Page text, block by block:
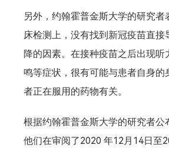
另外，约翰霍普金斯大学的研究者
床检测上，没有找到新冠疫苗直接
降的因素。在接种疫苗之后出现听
鸣等症状，很有可能与患者自身的
者正在服用的药物有关。
根据约翰霍普金斯大学的研究者公
他们在审阅了2020 年12月14日至